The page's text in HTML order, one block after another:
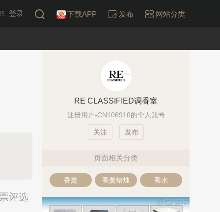
登录 下载APP 发布 网站分类
评选
RE CLASSIFIED调香室
注册用户-CN106910的个人账号
发布
页面相关分类
香薰 香薰蜡烛 香水